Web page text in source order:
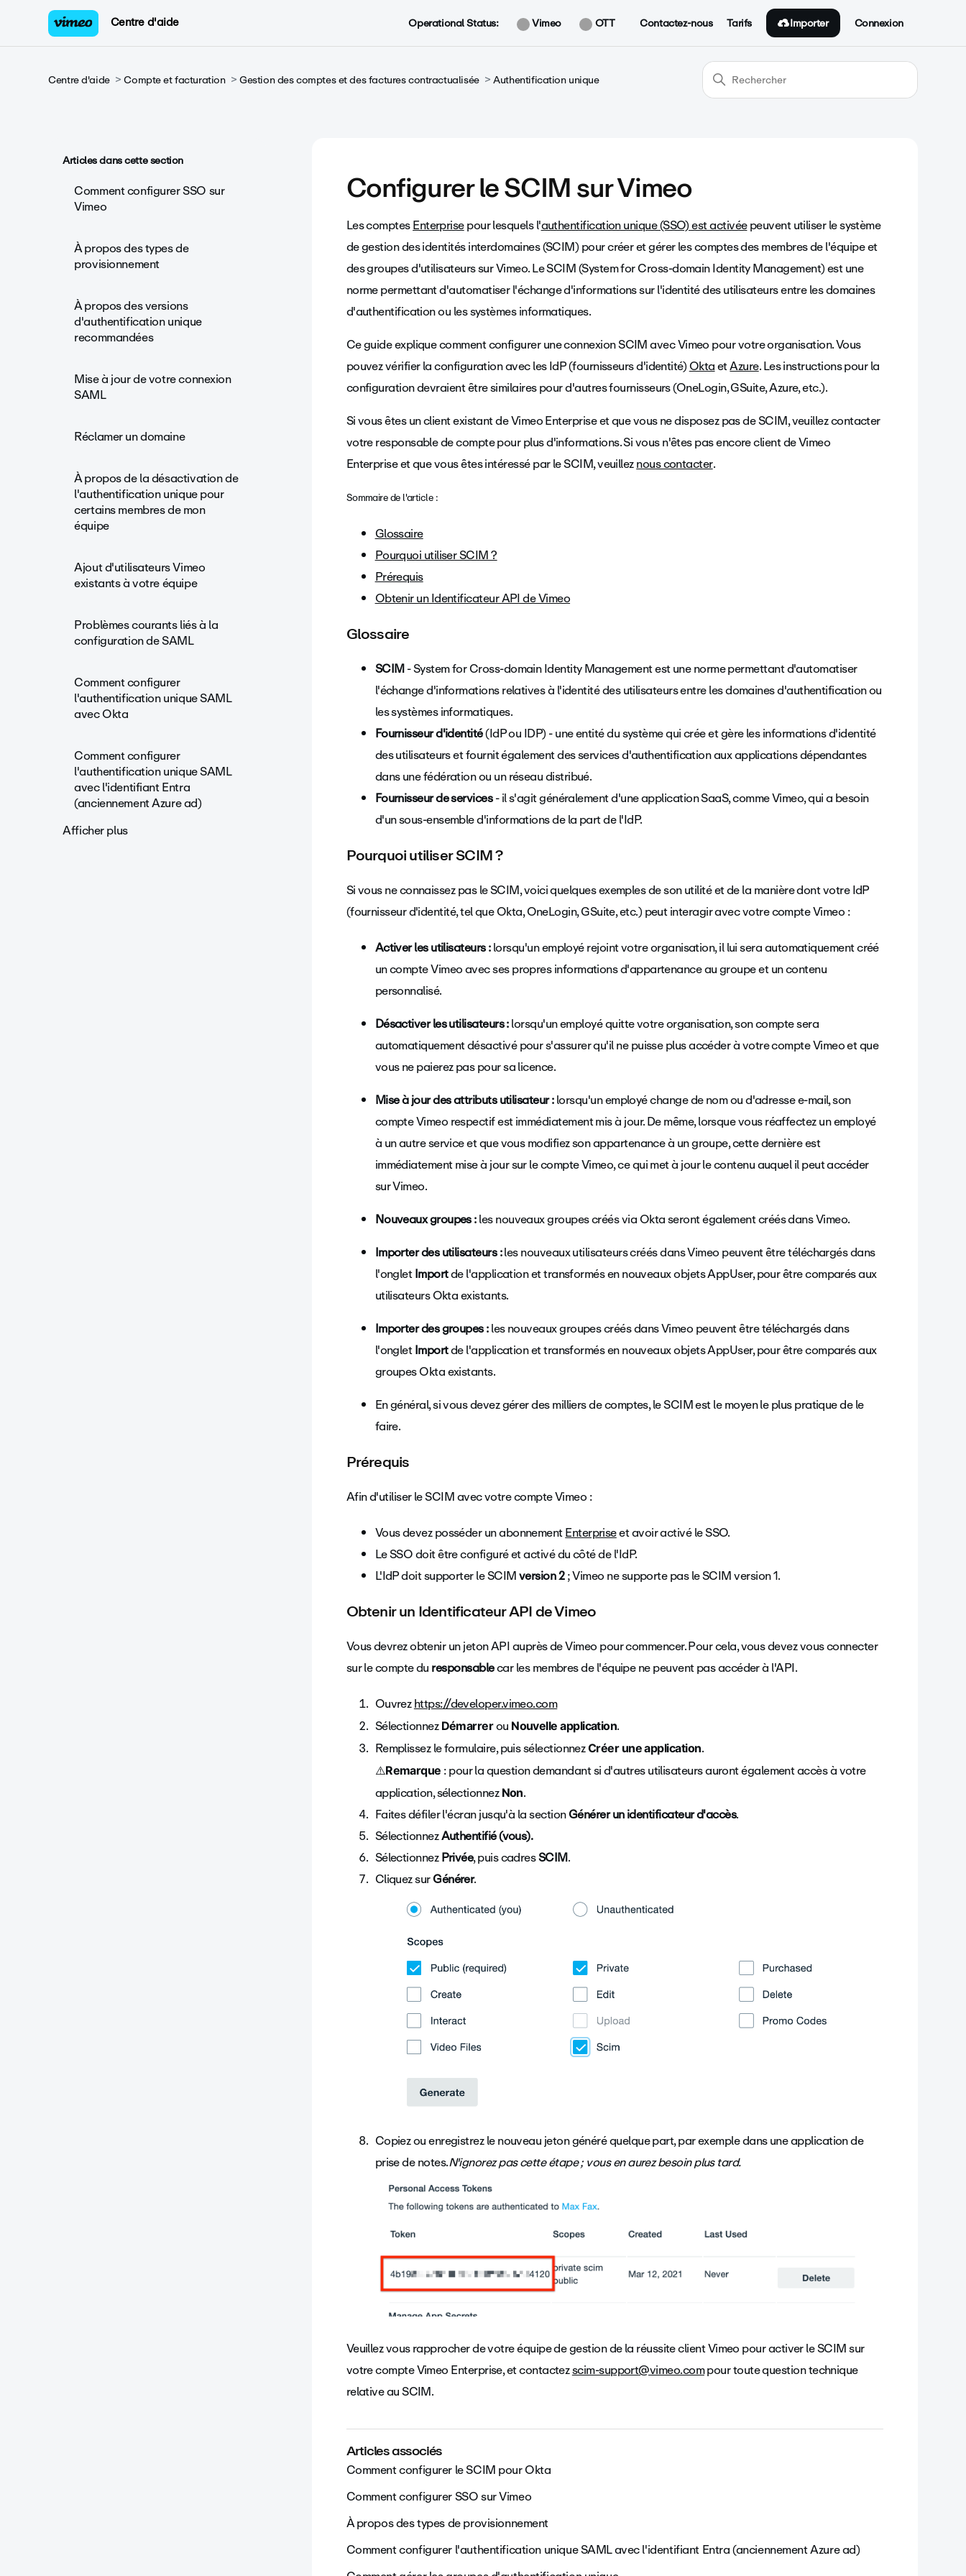
Centre d'aide Operational Status: Vimeo OTT Contactez-nous Tarifs Importer Connexion
Centre d'aide Compte et facturation Gestion des comptes et des factures contractualisée Authentification unique
Articles dans cette section
Comment configurer SSO sur
Vimeo
À propos des types de
provisionnement
À propos des versions
d'authentification unique
recommandées
Mise à jour de votre connexion
SAML
Réclamer un domaine
À propos de la désactivation de
l'authentification unique pour
certains membres de mon
équipe
Ajout d'utilisateurs Vimeo
existants à votre équipe
Problèmes courants liés à la
configuration de SAML
Comment configurer
l'authentification unique SAML
avec Okta
Comment configurer
l'authentification unique SAML
avec l'identifiant Entra
(anciennement Azure ad)
Afficher plus
Configurer le SCIM sur Vimeo
Les comptesEnterprisepour lesquels l'authentification unique (SSO) est activéepeuvent utiliser le système
de gestion des identités interdomaines (SCIM) pour créer et gérer les comptes des membres de l'équipe et
desgroupes d'utilisateurssur Vimeo. Le SCIM (System for Cross-domain Identity Management) est une
norme permettant d'automatiser l'échange d'informations sur l'identité des utilisateurs entre les domaines
d'authentification ou les systèmes informatiques.
Ce guide explique comment configurer une connexion SCIM avec Vimeo pour votre organisation. Vous
pouvez vérifier la configuration avec les IdP (fournisseurs d'identité)OktaetAzure. Les instructions pour la
configuration devraient être similaires pour d'autres fournisseurs (OneLogin, GSuite, Azure, etc.).
Si vous êtes un client existant de Vimeo Enterprise et que vous ne disposez pas de SCIM, veuillez contacter
votre responsable de compte pour plus d'informations. Si vous n'êtes pas encore client de Vimeo
Enterprise et que vous êtes intéressé par le SCIM, veuilleznous contacter.
Sommaire de l'article :
Glossaire
Pourquoi utiliser SCIM ?
Prérequis
Obtenir un Identificateur API de Vimeo
Glossaire
SCIM- System for Cross-domain Identity Management est une norme permettant d'automatiser
l'échange d'informations relatives à l'identité des utilisateurs entre les domaines d'authentification ou
les systèmes informatiques.
Fournisseur d'identité(IdP ou IDP) - une entité du système qui crée et gère les informations d'identité
des utilisateurs et fournit également des services d'authentification aux applications dépendantes
dans une fédération ou un réseau distribué.
Fournisseur de services- il s'agit généralement d'une application SaaS, comme Vimeo, qui a besoin
d'un sous-ensemble d'informations de la part de l'IdP.
Pourquoi utiliser SCIM ?
Si vous ne connaissez pas le SCIM, voici quelques exemples de son utilité et de la manière dont votre IdP
(fournisseur d'identité, tel que Okta, OneLogin, GSuite, etc.) peut interagir avec votre compte Vimeo :
Activer les utilisateurs :lorsqu'un employé rejoint votre organisation, il lui sera automatiquement créé
un compte Vimeo avec ses propres informations d'appartenance au groupe et un contenu
personnalisé.
Désactiver les utilisateurs :lorsqu'un employé quitte votre organisation, son compte sera
automatiquement désactivé pour s'assurer qu'il ne puisse plus accéder à votre compte Vimeo et que
vous ne paierez pas pour sa licence.
Mise à jour des attributs utilisateur :lorsqu'un employé change de nom ou d'adresse e-mail, son
compte Vimeo respectif est immédiatement mis à jour. De même, lorsque vous réaffectez un employé
à un autre service et que vous modifiez son appartenance à un groupe, cette dernière est
immédiatement mise à jour sur le compte Vimeo, ce qui met à jour le contenu auquel il peut accéder
sur Vimeo.
Nouveaux groupes :les nouveaux groupes créés via Okta seront également créés dans Vimeo.
Importer des utilisateurs :les nouveaux utilisateurs créés dans Vimeo peuvent être téléchargés dans
l'ongletImportde l'application et transformés en nouveaux objets AppUser, pour être comparés aux
utilisateurs Okta existants.
Importer des groupes :les nouveaux groupes créés dans Vimeo peuvent être téléchargés dans
l'ongletImportde l'application et transformés en nouveaux objets AppUser, pour être comparés aux
groupes Okta existants.
En général, si vous devez gérer des milliers de comptes, le SCIM est le moyen le plus pratique de le
faire.
Prérequis
Afin d'utiliser le SCIM avec votre compte Vimeo :
Vous devez posséder un abonnementEnterpriseet avoir activé le SSO.
Le SSO doit être configuré et activé du côté de l'IdP.
L'IdP doit supporter le SCIMversion 2; Vimeo ne supporte pas le SCIM version 1.
Obtenir un Identificateur API de Vimeo
Vous devrez obtenir un jeton API auprès de Vimeo pour commencer. Pour cela, vous devez vous connecter
sur le compte duresponsablecar les membres de l'équipene peuvent pas accéder à l'API.
Ouvrezhttps://developer.vimeo.com
Sélectionnez Démarrerou Nouvelle application.
Remplissez le formulaire, puis sélectionnezCréer une application.
⚠️Remarque : pour la question demandant si d'autres utilisateurs auront également accès à votre
application, sélectionnez Non.
Faites défiler l'écran jusqu'à la sectionGénérer un identificateur d'accès.
SélectionnezAuthentifié (vous).
SélectionnezPrivée, puis cadresSCIM.
Cliquez surGénérer.
Copiez ou enregistrez le nouveau jeton généré quelque part, par exemple dans une application de
prise de notes.N'ignorez pas cette étape ; vous en aurez besoin plus tard.
Veuillez vous rapprocher de votre équipe de gestion de la réussite client Vimeo pour activer le SCIM sur
votre compte Vimeo Enterprise, et contactezscim-support@vimeo.compour toute question technique
relative au SCIM.
Articles associés
Comment configurer le SCIM pour Okta
Comment configurer SSO sur Vimeo
À propos des types de provisionnement
Comment configurer l'authentification unique SAML avec l'identifiant Entra (anciennement Azure ad)